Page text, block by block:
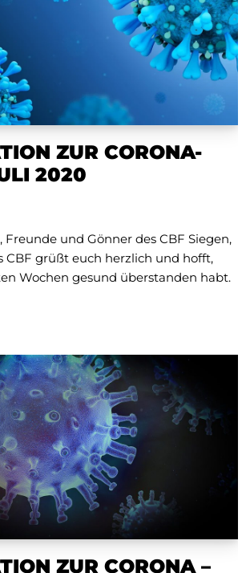
ZUR CORONA-
2020
und Gönner des CBF Siegen,
CBF grüßt euch herzlich und hofft,
Wochen gesund überstanden habt.
ZUR CORONA –